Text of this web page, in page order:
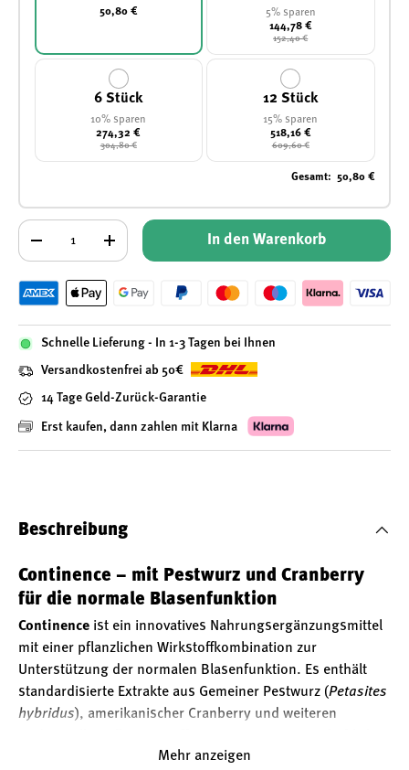
50,80 € 5% sparen
144,78 €
152,40 €
6 Stück
10% sparen
274,32 €
304,80 €
12 Stück
15% sparen
518,16 €
609,60 €
Gesamt: 50,80 €
Anzahl
+ In den Warenkorb
Schnelle Lieferung - In 1-3 Tagen bei Ihnen
Versandkostenfrei ab 50€
14 Tage Geld-Zurück-Garantie
Erst kaufen, dann zahlen mit Klarna
Beschreibung
Continence – mit Pestwurz und Cranberry
für die normale Blasenfunktion
Continence ist ein innovatives Nahrungsergänzungsmittel
mit einer pflanzlichen Wirkstoffkombination zur
Unterstützung der normalen Blasenfunktion. Es enthält
standardisierte Extrakte aus Gemeiner Pestwurz (Petasites
hybridus), amerikanischer Cranberry und weiteren
entwickelten Rezeptur.Mehr anzeigen